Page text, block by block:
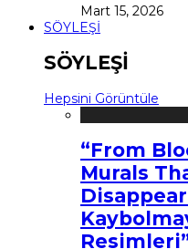
Mart 15, 2026
SÖYLEŞİ
SÖYLEŞİ
Hepsini Görüntüle
“From
Murals